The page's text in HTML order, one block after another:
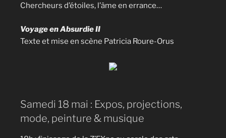
Chercheurs d’étoiles, l’âme en errance…
Voyage en Absurdie II
Texte et mise en scène Patricia Roure-Orus
Samedi 18 mai : Expos, projections,
mode, peinture & musique